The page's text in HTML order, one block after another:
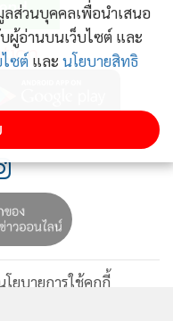
โยบายการใช้คุกกี้
ลส่วนบุคคลเพื่อนำเสนอ
อ่านบนเว็บไซต์ และ
ไซต์ และ นโยบายสิทธิ